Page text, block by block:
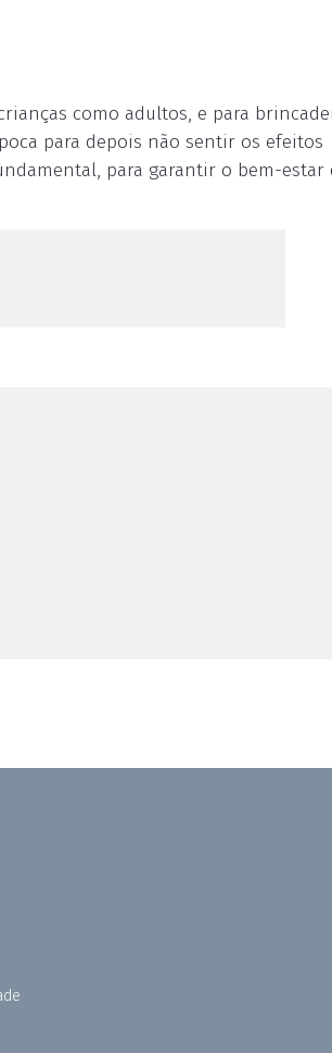
como adultos, e para
para depois não sentir os efeitos
para garantir o bem-estar